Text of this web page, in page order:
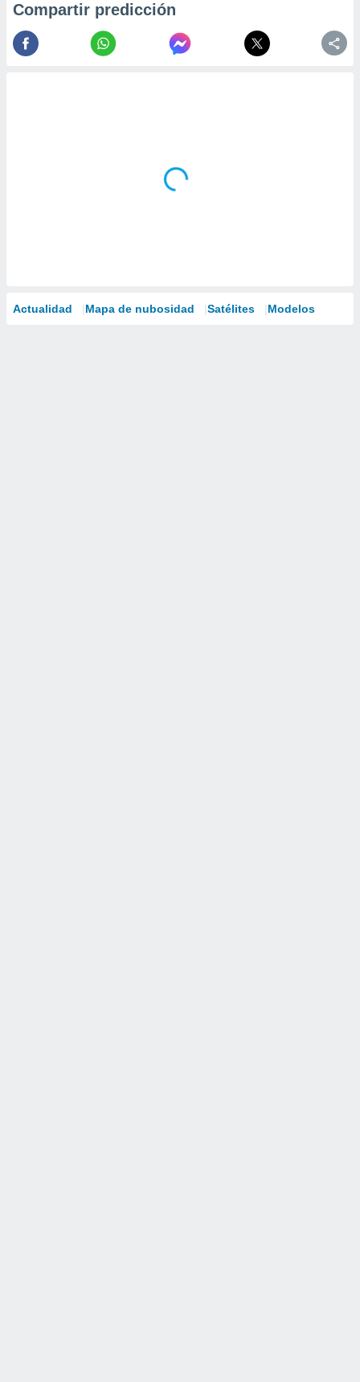
Compartir predicción
Actualidad Mapa de nubosidad Satélites Modelos